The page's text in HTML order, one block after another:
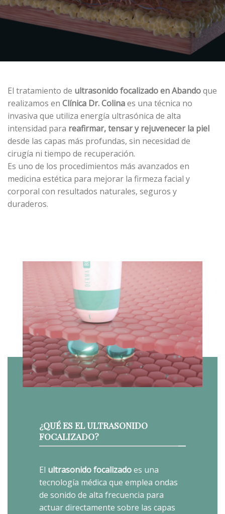
El tratamiento de ultrasonido focalizado en Abandoque
realizamos en Clínica Dr. Colinaes una técnica no
invasiva que utiliza energía ultrasónica de alta
intensidad para reafirmar, tensar y rejuvenecer la piel
desde las capas más profundas, sin necesidad de
cirugía ni tiempo de recuperación.
Es uno de los procedimientos más avanzados en
medicina estética para mejorar la firmeza facial y
corporal con resultados naturales, seguros y
duraderos.
¿QUÉ ES EL ULTRASONIDO
FOCALIZADO?
El ultrasonido focalizadoes una
tecnología médica que emplea ondas
de sonido de alta frecuencia para
actuar directamente sobre las capas